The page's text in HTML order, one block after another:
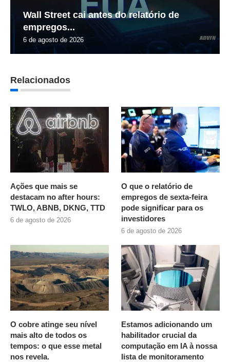
Wall Street cai antes do relatório de
empregos...
6 de agosto de 2026
Relacionados
Ações que mais se
destacam no after hours:
TWLO, ABNB, DKNG, TTD
6 de agosto de 2026
O que o relatório de
empregos de sexta-feira
pode significar para os
investidores
6 de agosto de 2026
O cobre atinge seu nível
mais alto de todos os
tempos: o que esse metal
nos revela.
Estamos adicionando um
habilitador crucial da
computação em IA à nossa
lista de monitoramento